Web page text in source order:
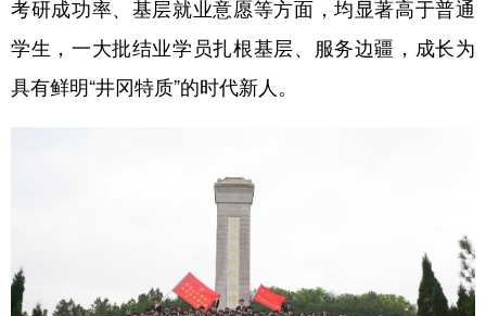
考研成功率、基层就业意愿等方面，均显著高于普通
学生，一大批结业学员扎根基层、服务边疆，成长为
具有鲜明“井冈特质”的时代新人。